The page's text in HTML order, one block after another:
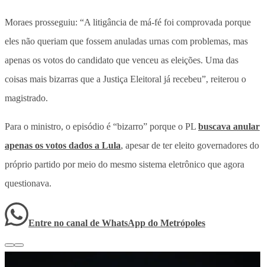
Moraes prosseguiu: “A litigância de má-fé foi comprovada porque
eles não queriam que fossem anuladas urnas com problemas, mas
apenas os votos do candidato que venceu as eleições. Uma das
coisas mais bizarras que a Justiça Eleitoral já recebeu”, reiterou o
magistrado.
Para o ministro, o episódio é “bizarro” porque o PL buscava anular
apenas os votos dados a Lula, apesar de ter eleito governadores do
próprio partido por meio do mesmo sistema eletrônico que agora
questionava.
Entre no canal de WhatsApp do Metrópoles